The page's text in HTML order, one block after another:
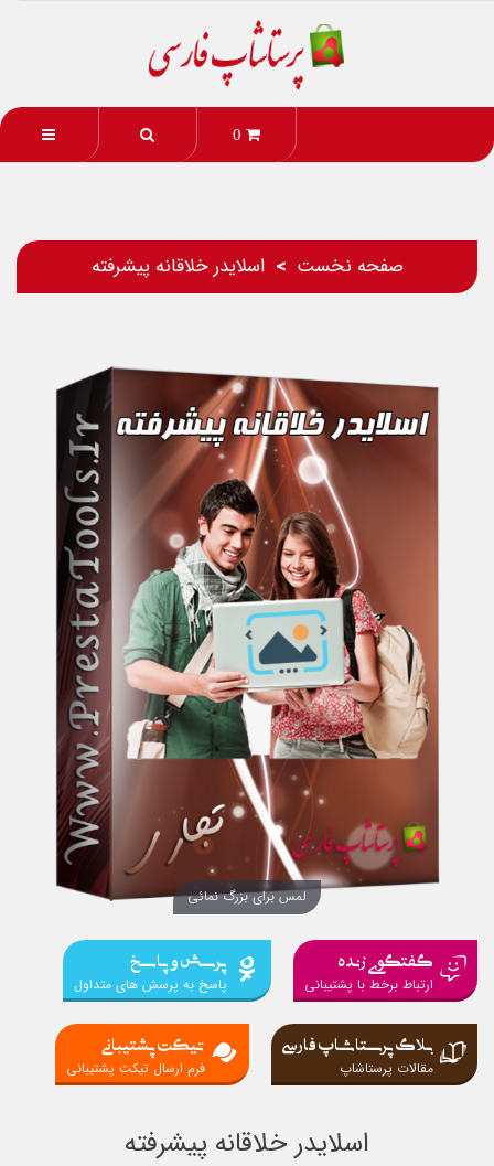
0
صفحه نخست اسلایدر خلاقانه پیشرفته
لمس برای بزرگ نمائی
گفتگوی زنده
ارتباط برخط با پشتیبانی
پرسش و پاسخ
پاسخ به پرسش های متداول
بلاگ پرستاشاپ فارسی
مقالات پرستاشاپ
تیکت پشتیبانی
فرم ارسال تیکت پشتیبانی
اسلایدر خلاقانه پیشرفته